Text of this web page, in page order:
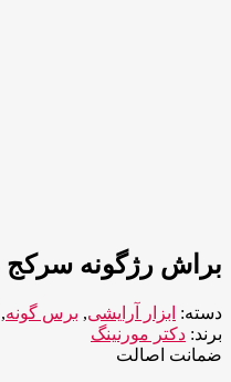
براش رژگونه سرکج
دسته: ابزار آرایشی, برس گونه,
برند: دکتر مورنینگ
ضمانت اصالت